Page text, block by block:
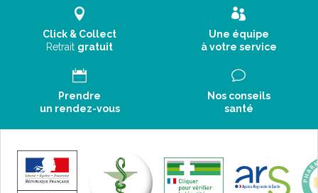
Click & Collect
Retrait gratuit
Une équipe
à votre service
Prendre
un rendez-vous
Nos conseils
santé